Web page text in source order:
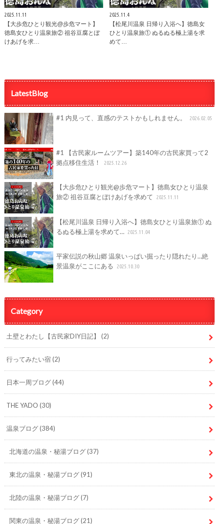
2025.11.11
【大歩危ひとり観光@歩危マート】
徳島女ひとり温泉旅② 祖谷豆腐とぼ
けあげを求…
2025.11.4
【松尾川温泉 日帰り入浴へ】徳島女
ひとり温泉旅① ぬるぬる極上湯を求
めて…
LatestBlog
#1 内見って、直感のテストかもしれません。 2026.02.05
#1 【古民家ルームツアー】築140年の古民家買って2
拠点移住生活！
2025.12.26
【大歩危ひとり観光@歩危マート】徳島女ひとり温泉
旅② 祖谷豆腐とぼけあげを求めて
2025.11.11
【松尾川温泉 日帰り入浴へ】徳島女ひとり温泉旅① ぬ
るぬる極上湯を求めて… 2025.11.04
平家伝説の秋山郷 温泉いっぱい掘ったり隠れたり…絶
景温泉がここにある
2025.10.30
Category
土壁とわたし【古民家DIY日記】 (2)
行ってみたい宿(2)
日本一周ブログ(44)
THE YADO (30)
温泉ブログ(384)
北海道の温泉・秘湯ブログ(37)
東北の温泉・秘湯ブログ(91)
北陸の温泉・秘湯ブログ(7)
関東の温泉・秘湯ブログ(21)